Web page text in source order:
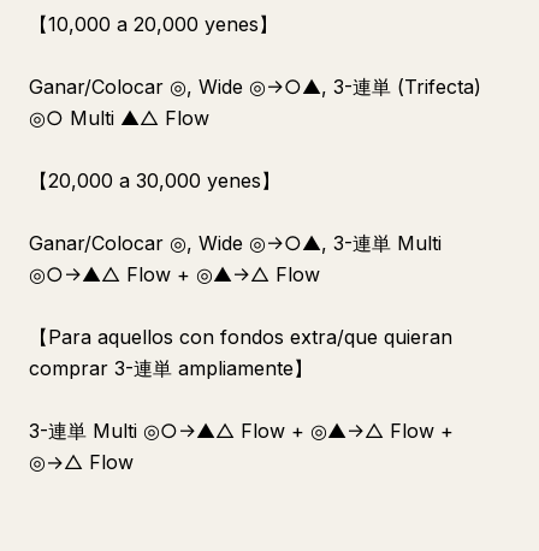
【10,000 a 20,000 yenes】
Ganar/Colocar ◎, Wide ◎→○▲, 3-連単 (Trifecta)
◎○ Multi ▲△ Flow
【20,000 a 30,000 yenes】
Ganar/Colocar ◎, Wide ◎→○▲, 3-連単 Multi
◎○→▲△ Flow + ◎▲→△ Flow
【Para aquellos con fondos extra/que quieran
comprar 3-連単 ampliamente】
3-連単 Multi ◎○→▲△ Flow + ◎▲→△ Flow +
◎→△ Flow